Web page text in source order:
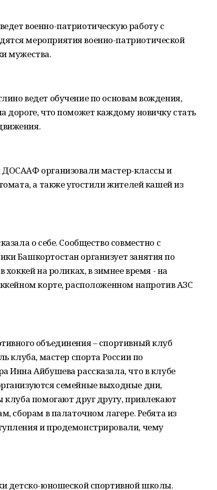
военно-патриотическую работу с
мероприятия военно-патриотической
мужества.
ведет обучение по основам вождения,
дороге, что поможет каждому новичку стать
организовали мастер-классы и
а также угостили жителей кашей из
о себе. Сообщество совместно с
Башкортостан организует занятия по
на роликах, в зимнее время - на
корте, расположенном напротив АЗС
объединения – спортивный клуб
клуба, мастер спорта России по
Инна Айбушева рассказала, что в клубе
семейные выходные дни,
помогают друг другу, привлекают
сборам в палаточном лагере. Ребята из
и продемонстрировали, чему
детско-юношеской спортивной школы.